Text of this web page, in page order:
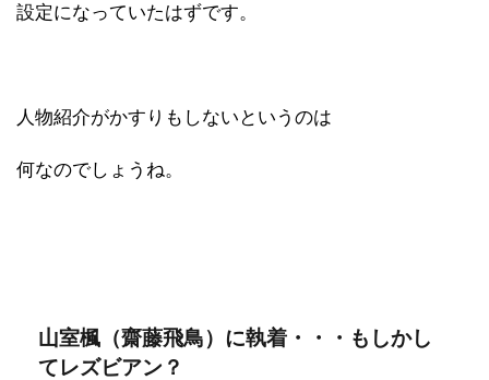
設定になっていたはずです。
人物紹介がかすりもしないというのは
何なのでしょうね。
山室楓（齋藤飛鳥）に執着・・・もしかし
てレズビアン？